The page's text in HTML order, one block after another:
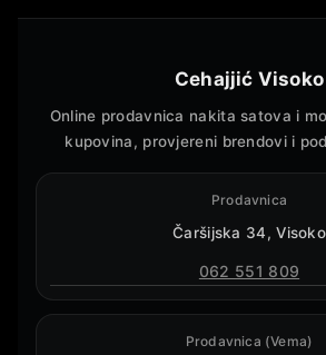
Cehajjić Visoko
Online prodavnica nakita satova i
kupovina, provjereni brendovi i
Prodavnica
Čaršijska 34, Visoko
062 551 809
Prodavnica (Vema)